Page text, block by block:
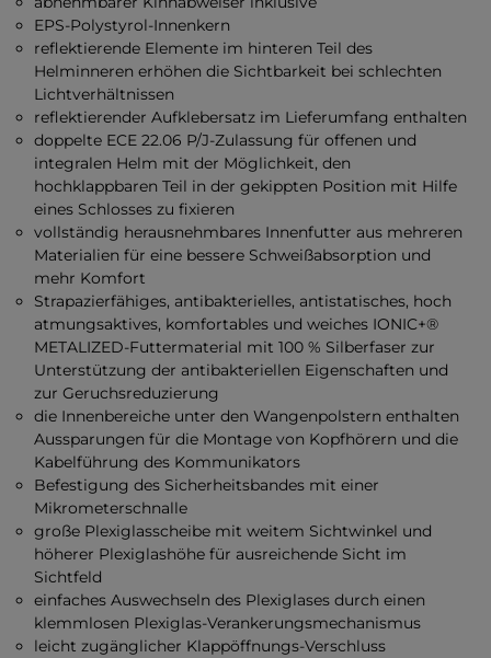
EPS-Polystyrol-Innenkern
reflektierende Elemente im hinteren Teil des
Helminneren erhöhen die Sichtbarkeit bei schlechten
Lichtverhältnissen
reflektierender Aufklebersatz im Lieferumfang enthalten
doppelte ECE 22.06 P/J-Zulassung für offenen und
integralen Helm mit der Möglichkeit, den
hochklappbaren Teil in der gekippten Position mit Hilfe
eines Schlosses zu fixieren
vollständig herausnehmbares Innenfutter aus mehreren
Materialien für eine bessere Schweißabsorption und
mehr Komfort
Strapazierfähiges, antibakterielles, antistatisches, hoch
atmungsaktives, komfortables und weiches IONIC+®
METALIZED-Futtermaterial mit 100 % Silberfaser zur
Unterstützung der antibakteriellen Eigenschaften und
zur Geruchsreduzierung
die Innenbereiche unter den Wangenpolstern enthalten
Aussparungen für die Montage von Kopfhörern und die
Kabelführung des Kommunikators
Befestigung des Sicherheitsbandes mit einer
Mikrometerschnalle
große Plexiglasscheibe mit weitem Sichtwinkel und
höherer Plexiglashöhe für ausreichende Sicht im
Sichtfeld
einfaches Auswechseln des Plexiglases durch einen
klemmlosen Plexiglas-Verankerungsmechanismus
leicht zugänglicher Klappöffnungs-Verschluss